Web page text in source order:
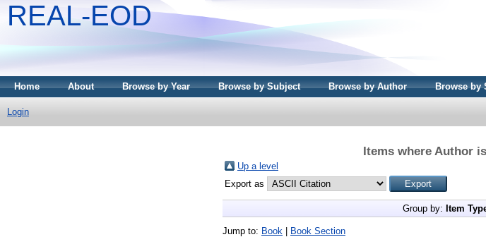
REAL-EOD
Home About Browse by Year Browse by Subject Browse by Author Browse by
Login
Items where Author
Up a level
Export as
Group by: Item
Jump to: Book Book Section